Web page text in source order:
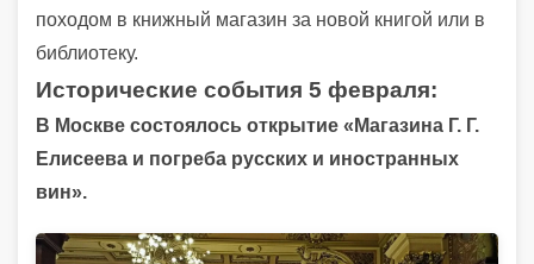
походом в книжный магазин за новой книгой или в
библиотеку.
Исторические события 5 февраля:
В Москве состоялось открытие «Магазина Г. Г.
Елисеева и погреба русских и иностранных
вин».